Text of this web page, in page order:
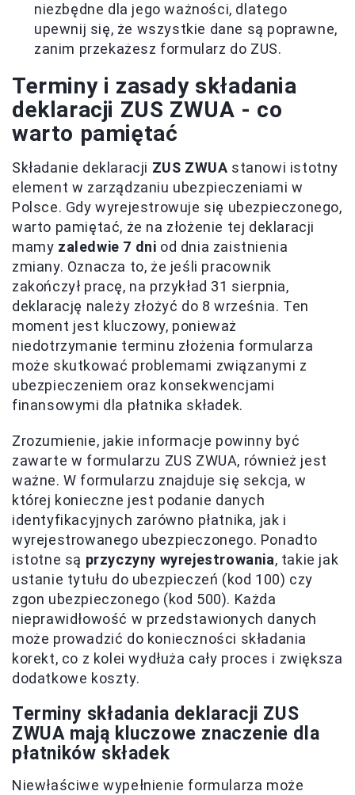
niezbędne dla jego ważności, dlatego
upewnij się, że wszystkie dane są poprawne,
zanim przekażesz formularz do ZUS.
Terminy i zasady składania
deklaracji ZUS ZWUA - co
warto pamiętać
Składanie deklaracji ZUS ZWUA stanowi istotny
element w zarządzaniu ubezpieczeniami w
Polsce. Gdy wyrejestrowuje się ubezpieczonego,
warto pamiętać, że na złożenie tej deklaracji
mamy zaledwie 7 dni od dnia zaistnienia
zmiany. Oznacza to, że jeśli pracownik
zakończył pracę, na przykład 31 sierpnia,
deklarację należy złożyć do 8 września. Ten
moment jest kluczowy, ponieważ
niedotrzymanie terminu złożenia formularza
może skutkować problemami związanymi z
ubezpieczeniem oraz konsekwencjami
finansowymi dla płatnika składek.
Zrozumienie, jakie informacje powinny być
zawarte w formularzu ZUS ZWUA, również jest
ważne. W formularzu znajduje się sekcja, w
której konieczne jest podanie danych
identyfikacyjnych zarówno płatnika, jak i
wyrejestrowanego ubezpieczonego. Ponadto
istotne są przyczyny wyrejestrowania, takie jak
ustanie tytułu do ubezpieczeń (kod 100) czy
zgon ubezpieczonego (kod 500). Każda
nieprawidłowość w przedstawionych danych
może prowadzić do konieczności składania
korekt, co z kolei wydłuża cały proces i zwiększa
dodatkowe koszty.
Terminy składania deklaracji ZUS
ZWUA mają kluczowe znaczenie dla
płatników składek
Niewłaściwe wypełnienie formularza może